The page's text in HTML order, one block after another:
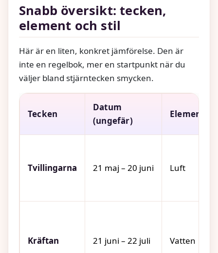
Snabb översikt: tecken,
element och stil
Här är en liten, konkret jämförelse. Den är
inte en regelbok, mer en startpunkt när du
väljer bland stjärntecken smycken.
Tecken
Datum
(ungefär)
Element
Tvillingarna 21 maj – 20 juni Luft
Kräftan 21 juni – 22 juli Vatten